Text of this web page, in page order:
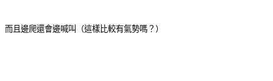
而且邊爬還會邊喊叫（這樣比較有氣勢嗎？）